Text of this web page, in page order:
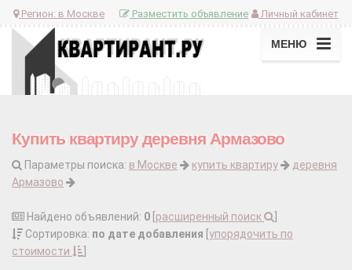
Регион: в Москве Личный кабинет
Разместить объявление
МЕНЮ
Купить квартиру деревня Армазово
Параметры поиска: в Москве купить квартиру
деревня
Армазово
Найдено объявлений: 0 расширенный поиск
Сортировка: по дате добавления упорядочить по
стоимости